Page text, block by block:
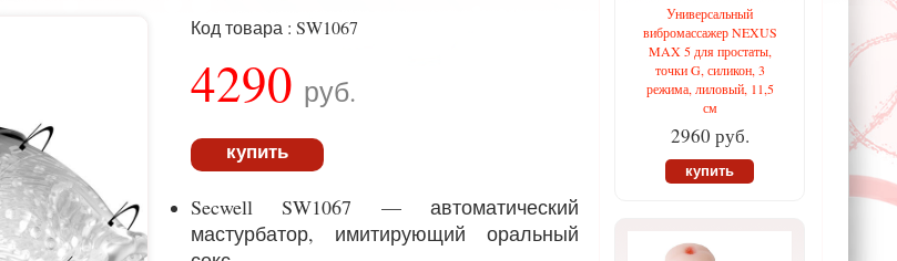
Код товара : SW1067
4290 руб.
купить
Secwell SW1067 — автоматический
мастурбатор, имитирующий оральный
Универсальный
вибромассажер NEXUS
MAX 5 для простаты,
точки G, силикон, 3
режима, лиловый, 11,5
см
2960 руб.
купить